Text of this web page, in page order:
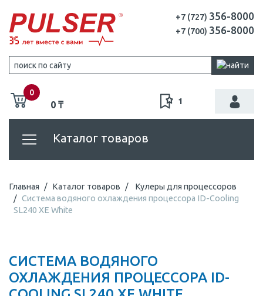
+7 (727) 356-8000
+7 (700) 356-8000
0
0 ₸ 1
Каталог товаров
Главная Каталог товаров
Кулеры для процессоров
Система водяного охлаждения процессора ID-Cooling
SL240 XE White
СИСТЕМА ВОДЯНОГО
ОХЛАЖДЕНИЯ ПРОЦЕССОРА ID-